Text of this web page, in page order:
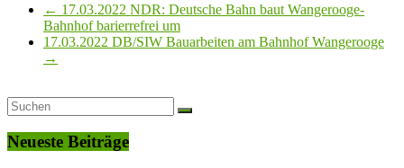
← 17.03.2022 NDR: Deutsche Bahn baut Wangerooge-
Bahnhof barierrefrei um
17.03.2022 DB/SIW Bauarbeiten am Bahnhof Wangerooge
→
Neueste Beiträge